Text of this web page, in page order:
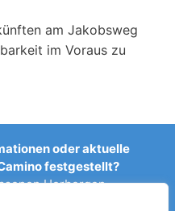
am Jakobsweg
im Voraus zu
oder aktuelle
festgestellt?
Herbergen,
Bauarbeiten oder